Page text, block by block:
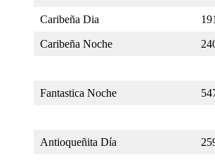
Caribeña Dia
Caribeña Noche
Fantastica Noche
Antioqueñita Día